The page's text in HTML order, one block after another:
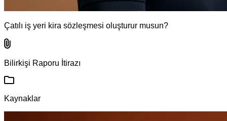
Çatılı iş yeri kira sözleşmesi oluşturur musun?
Bilirkişi Raporu İtirazı
Kaynaklar